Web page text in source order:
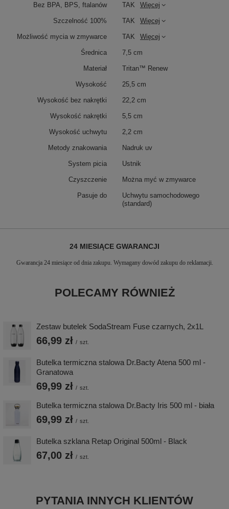
Bez BPA, BPS, ftalanów TAK Więcej
Szczelność 100% TAK Więcej
Możliwość mycia w zmywarce TAK Więcej
Średnica 7,5 cm
Materiał Tritan™ Renew
Wysokość 25,5 cm
Wysokość bez nakrętki 22,2 cm
Wysokość nakrętki 5,5 cm
Wysokość uchwytu 2,2 cm
Metody znakowania Nadruk uv
System picia Ustnik
Czyszczenie Można myć w zmywarce
Pasuje do
Uchwytu samochodowego
(standard)
24 MIESIĄCE GWARANCJI
Gwarancja 24 miesiące od dnia zakupu. Wymagany dowód zakupu do reklamacji.
POLECAMY RÓWNIEŻ
Zestaw butelek SodaStream Fuse czarnych, 2x1L
66,99 zł / szt.
Butelka termiczna stalowa Dr.Bacty Atena 500 ml -
Granatowa
69,99 zł / szt.
Butelka termiczna stalowa Dr.Bacty Iris 500 ml - biała
69,99 zł / szt.
Butelka szklana Retap Original 500ml - Black
67,00 zł / szt.
PYTANIA INNYCH KLIENTÓW